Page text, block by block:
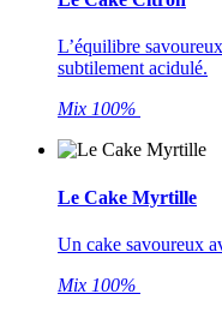
L’équilibre
subtilement acidulé.
Mix 100%
Le Cake Myrtille
Un cake savoureux
Mix 100%